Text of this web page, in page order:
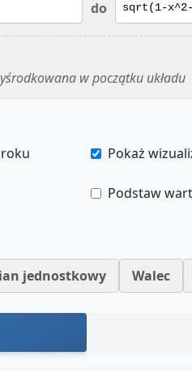
do
w początku układu
Pokaż
Podstaw
jednostkowy Walec